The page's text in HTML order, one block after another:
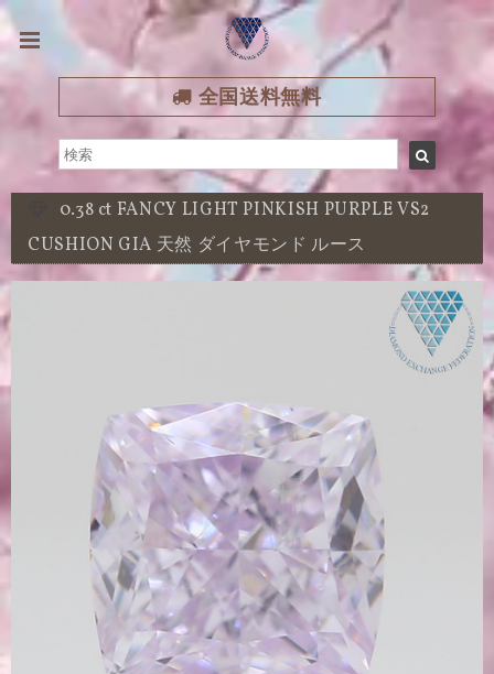
全国送料無料
0.38 ct FANCY LIGHT PINKISH PURPLE VS2
CUSHION GIA 天然 ダイヤモンド ルース